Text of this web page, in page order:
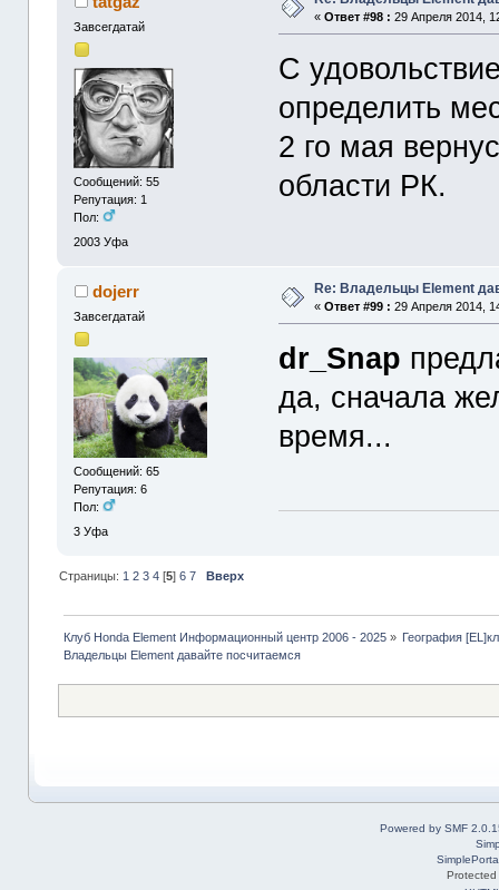
Завсегдатай
Сообщений: 55
Репутация: 1
Пол:
2003 Уфа
«Ответ #98 : 29 Апреля 2014,
C
определить
2 го мая
области РК.
dojerr
Завсегдатай
Сообщений: 65
Репутация: 6
Пол:
3 Уфа
Re: Владельцы Element
«Ответ #99 : 29 Апреля 2014,
dr_Snap
да, сначала
время...
Страницы: 1 2 3 4[5] 6 7 Вверх
Клуб Honda Element Информационный центр 2006 - 2025» География
Владельцы Element давайте посчитаемся
Powered by SMF